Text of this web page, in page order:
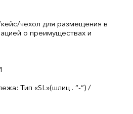
чехол для размещения в
о преимуществах и
Тип «SL»(шлиц . “-”) /